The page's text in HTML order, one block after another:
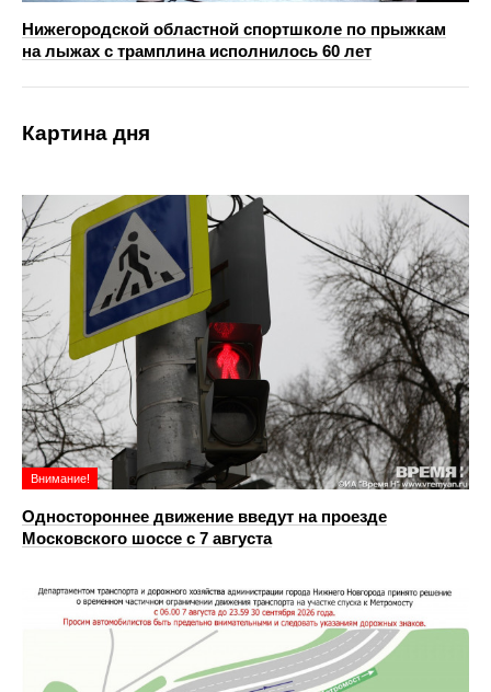
Нижегородской областной спортшколе по прыжкам
на лыжах с трамплина исполнилось 60 лет
Картина дня
Внимание!
Одностороннее движение введут на проезде
Московского шоссе с 7 августа